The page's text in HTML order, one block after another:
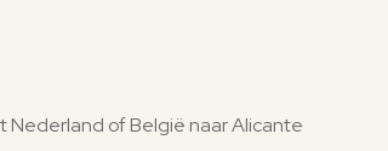
Nederland of België naar Alicante